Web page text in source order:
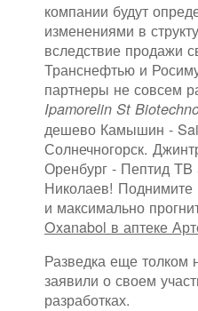
компании будут
изменениями в
вследствие продажи
Транснефтью и
партнеры не совсем
Ipamorelin St
дешево Камышин -
Солнечногорск.
Оренбург - Пептид TB
Николаев! Поднимите
и максимально
Oxanabol в аптеке
Разведка еще толком
заявили о своем
разработках.